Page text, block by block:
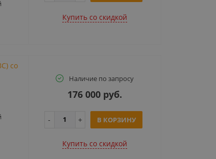
Купить cо скидкой
со
Наличие по запросу
176 000 руб.
В КОРЗИНУ
Купить cо скидкой